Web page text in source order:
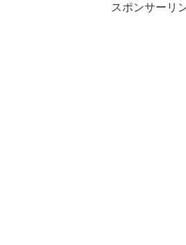
スポンサーリ